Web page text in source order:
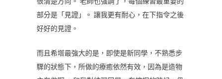
部分是「見證」。 讓我更有耐心，在下指令之後
好好的見證。
而且希塔最強大的是，即使是新同學，不熟悉步
驟的狀態下，所做的療癒依然有效，因為是造物